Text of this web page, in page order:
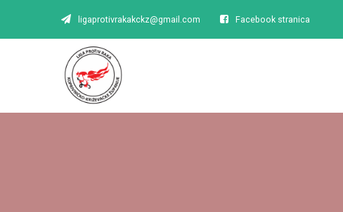
ligaprotivrakakckz@gmail.com Facebook stranica